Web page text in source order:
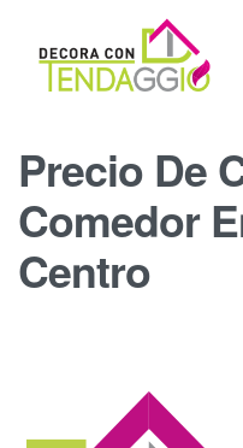
Precio De
Comedor
Centro